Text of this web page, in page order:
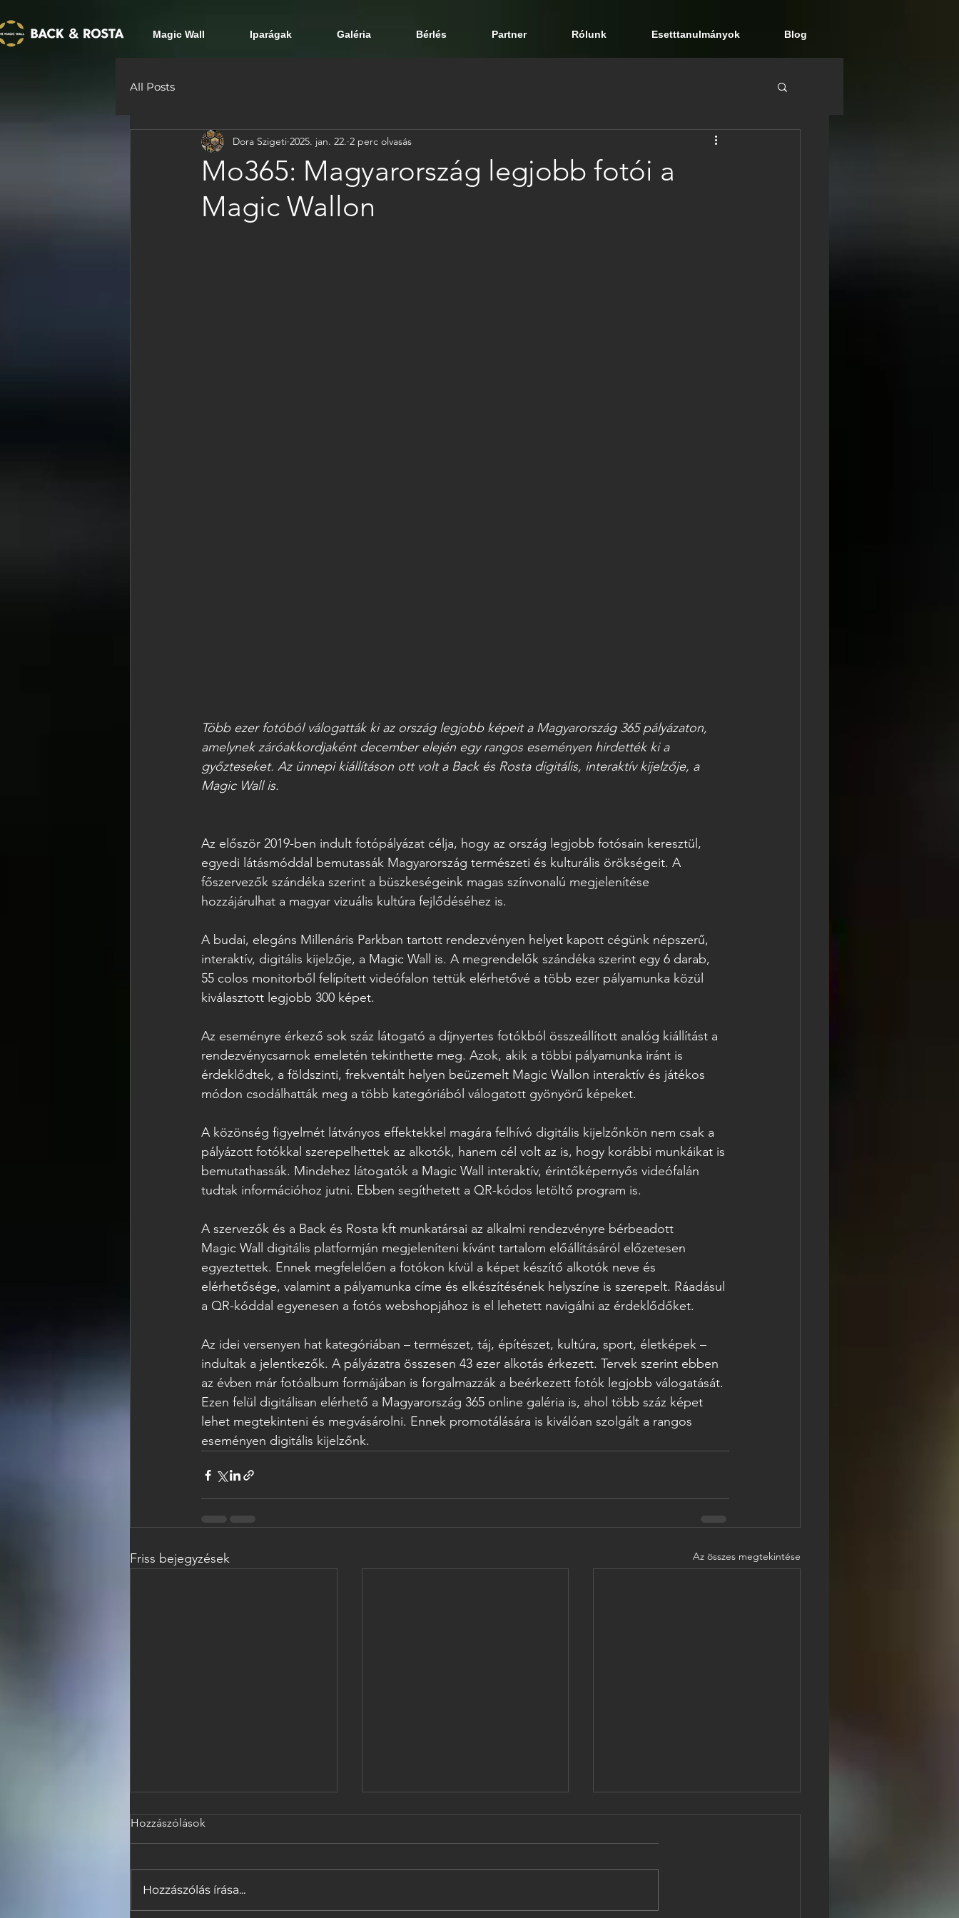
Magic Wall Iparágak Galéria Bérlés Partner Rólunk Esetttanulmányok Blog
All Posts
Mo365: Magyarország legjobb fotói a
Magic Wallon
Dora Szigeti 2025. jan. 22. 2 perc olvasás
Több ezer fotóból válogatták ki az ország legjobb képeit a Magyarország 365 pályázaton,
amelynek záróakkordjaként december elején egy rangos eseményen hirdették ki a
győzteseket. Az ünnepi kiállításon ott volt a Back és Rosta digitális, interaktív kijelzője, a
Magic Wall is.
Az először 2019-ben indult fotópályázat célja, hogy az ország legjobb fotósain keresztül,
egyedi látásmóddal bemutassák Magyarország természeti és kulturális örökségeit. A
főszervezők szándéka szerint a büszkeségeink magas színvonalú megjelenítése
hozzájárulhat a magyar vizuális kultúra fejlődéséhez is.
A budai, elegáns Millenáris Parkban tartott rendezvényen helyet kapott cégünk népszerű,
interaktív, digitális kijelzője, a Magic Wall is. A megrendelők szándéka szerint egy 6 darab,
55 colos monitorből felípített videófalon tettük elérhetővé a több ezer pályamunka közül
kiválasztott legjobb 300 képet.
Az eseményre érkező sok száz látogató a díjnyertes fotókból összeállított analóg kiállítást a
rendezvénycsarnok emeletén tekinthette meg. Azok, akik a többi pályamunka iránt is
érdeklődtek, a földszinti, frekventált helyen beüzemelt Magic Wallon interaktív és játékos
módon csodálhatták meg a több kategóriából válogatott gyönyörű képeket.
A közönség figyelmét látványos effektekkel magára felhívó digitális kijelzőnkön nem csak a
pályázott fotókkal szerepelhettek az alkotók, hanem cél volt az is, hogy korábbi munkáikat is
bemutathassák. Mindehez látogatók a Magic Wall interaktív, érintőképernyős videófalán
tudtak információhoz jutni. Ebben segíthetett a QR-kódos letöltő program is.
A szervezők és a Back és Rosta kft munkatársai az alkalmi rendezvényre bérbeadott
Magic Wall digitális platformján megjeleníteni kívánt tartalom előállításáról előzetesen
egyeztettek. Ennek megfelelően a fotókon kívül a képet készítő alkotók neve és
elérhetősége, valamint a pályamunka címe és elkészítésének helyszíne is szerepelt. Ráadásul
a QR-kóddal egyenesen a fotós webshopjához is el lehetett navigálni az érdeklődőket.
Az idei versenyen hat kategóriában – természet, táj, építészet, kultúra, sport, életképek –
indultak a jelentkezők. A pályázatra összesen 43 ezer alkotás érkezett. Tervek szerint ebben
az évben már fotóalbum formájában is forgalmazzák a beérkezett fotók legjobb válogatását.
Ezen felül digitálisan elérhető a Magyarország 365 online galéria is, ahol több száz képet
lehet megtekinteni és megvásárolni. Ennek promotálására is kiválóan szolgált a rangos
eseményen digitális kijelzőnk.
Friss bejegyzések Az összes megtekintése
Hozzászólások
Hozzászólás írása...